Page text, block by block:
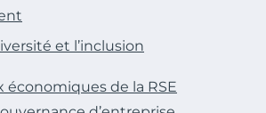
et l’inclusion
économiques de la RSE